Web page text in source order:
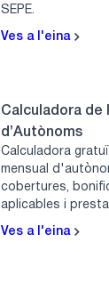
SEPE.
Ves a l'eina
Calculadora de
d’Autònoms
Calculadora
mensual
cobertures,
aplicables i
Ves a l'eina